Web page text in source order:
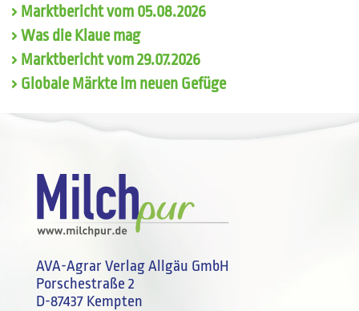
Marktbericht vom 05.08.2026
Was die Klaue mag
Marktbericht vom 29.07.2026
Globale Märkte im neuen Gefüge
AVA-Agrar Verlag Allgäu GmbH
Porschestraße 2
D-87437 Kempten